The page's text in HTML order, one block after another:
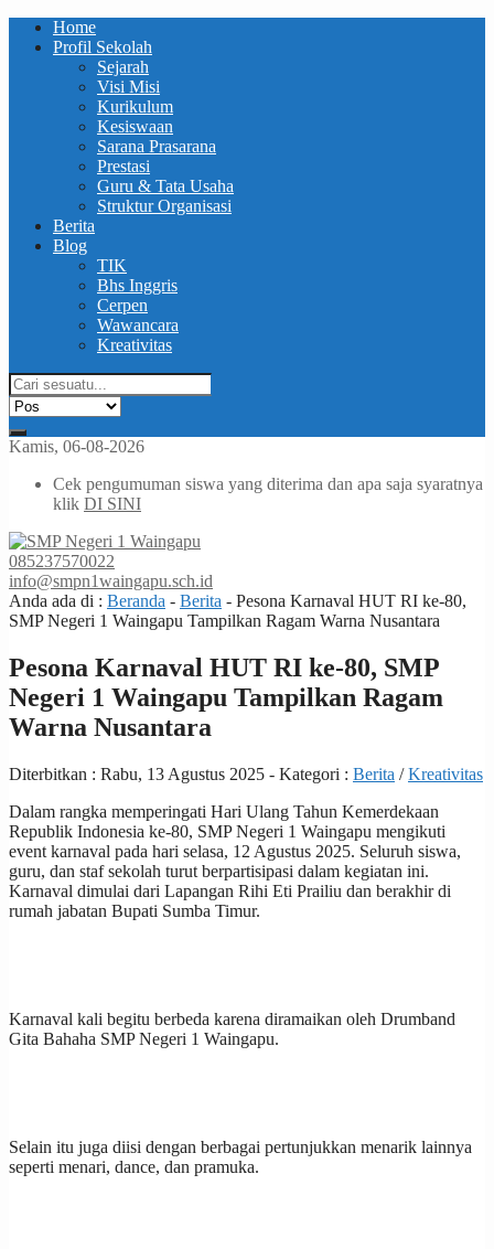
Home
Profil Sekolah
Sejarah
Visi Misi
Kurikulum
Kesiswaan
Sarana Prasarana
Prestasi
Guru & Tata Usaha
Struktur Organisasi
Berita
Blog
TIK
Bhs Inggris
Cerpen
Wawancara
Kreativitas
Kamis, 06-08-2026
Cek pengumuman siswa yang diterima dan apa saja syaratnya
klik DI SINI
085237570022
info@smpn1waingapu.sch.id
Anda ada di : Beranda - Berita - Pesona Karnaval HUT RI ke-80,
SMP Negeri 1 Waingapu Tampilkan Ragam Warna Nusantara
Pesona Karnaval HUT RI ke-80, SMP
Negeri 1 Waingapu Tampilkan Ragam
Warna Nusantara
Diterbitkan : Rabu, 13 Agustus 2025 - Kategori : Berita /Kreativitas
Dalam rangka memperingati Hari Ulang Tahun Kemerdekaan
Republik Indonesia ke-80, SMP Negeri 1 Waingapu mengikuti
event karnaval pada hari selasa, 12 Agustus 2025. Seluruh siswa,
guru, dan staf sekolah turut berpartisipasi dalam kegiatan ini.
Karnaval dimulai dari Lapangan Rihi Eti Prailiu dan berakhir di
rumah jabatan Bupati Sumba Timur.
Karnaval kali begitu berbeda karena diramaikan oleh Drumband
Gita Bahaha SMP Negeri 1 Waingapu.
Selain itu juga diisi dengan berbagai pertunjukkan menarik lainnya
seperti menari, dance, dan pramuka.